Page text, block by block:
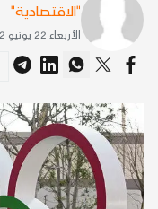
"الاقتصادية"
الأربعاء 22 يونيو 2022 6:36